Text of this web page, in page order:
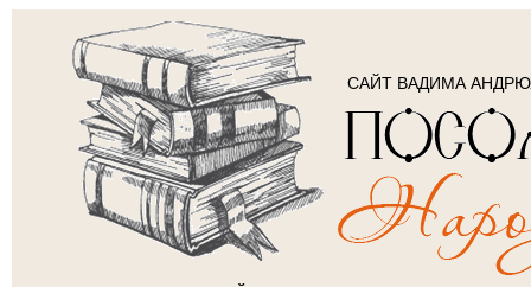
САЙТ ВАДИМА